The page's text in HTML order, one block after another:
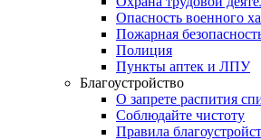
Опасность военного
Пожарная
Полиция
Пункты аптек и ЛПУ
Благоустройство
О запрете распития
Соблюдайте чистоту
Правила